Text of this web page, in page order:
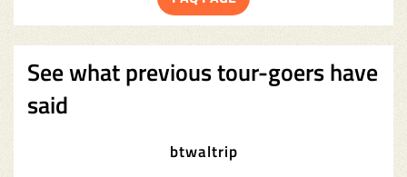
See what previous tour-goers have
said
btwaltrip